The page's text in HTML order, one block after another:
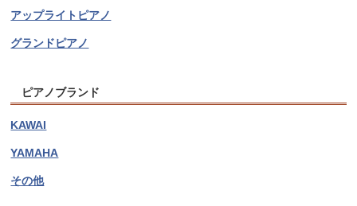
アップライトピアノ
グランドピアノ
ピアノブランド
KAWAI
YAMAHA
その他